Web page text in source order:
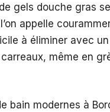
gels douche gras se
appelle
à éliminer avec
même en
bain modernes à